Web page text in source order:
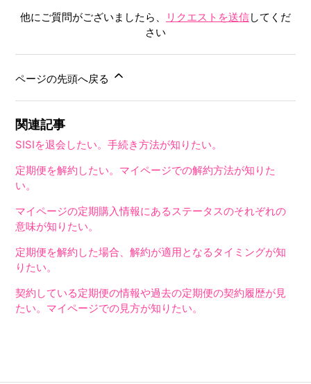
他にご質問がございましたら、 リクエストを送信してくだ
さい
ページの先頭へ戻る
関連記事
SISIを退会したい。手続き方法が知りたい。
定期便を解約したい。マイページでの解約方法が知りた
い。
マイページの定期購入情報にあるステータスのそれぞれの
意味が知りたい。
定期便を解約した場合、解約が適用となるタイミングが知
りたい。
契約している定期便の情報や過去の定期便の契約履歴が見
たい。マイページでの見方が知りたい。